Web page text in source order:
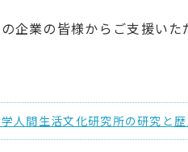
企業の皆様からご支援いた
人間生活文化研究所の研究と歴